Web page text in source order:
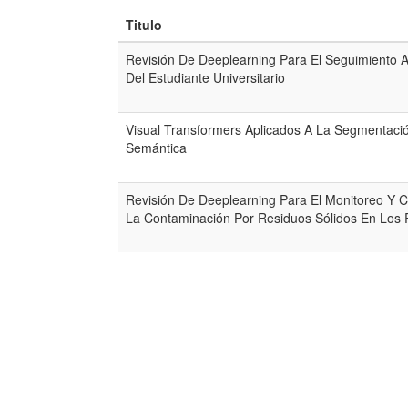
Titulo
Revisión De Deeplearning Para El Seguimiento
Del Estudiante Universitario
Visual Transformers Aplicados A La
Semántica
Revisión De Deeplearning Para El Monitoreo Y
La Contaminación Por Residuos Sólidos En Los